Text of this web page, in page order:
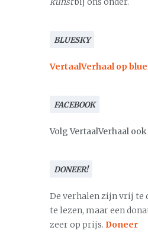
BLUESKY
VertaalVerhaal op
FACEBOOK
Volg VertaalVerhaal
DONEER!
De verhalen zijn vrij te
te lezen, maar een
zeer op prijs. Doneer